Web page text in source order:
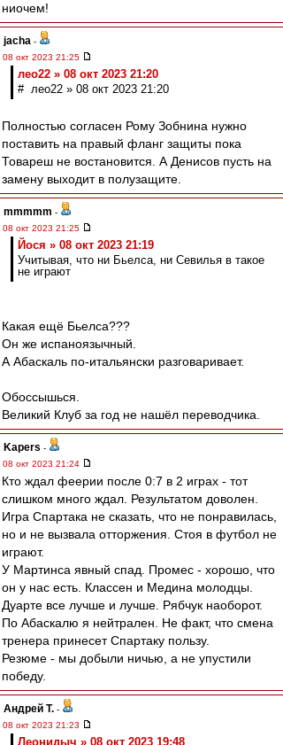
ниочем!
jacha -
08 окт 2023 21:25
лео22 » 08 окт 2023 21:20
# лео22 » 08 окт 2023 21:20
Полностью согласен Рому Зобнина нужно
поставить на правый фланг защиты пока
Товареш не востановится. А Денисов пусть на
замену выходит в полузащите.
mmmmm -
08 окт 2023 21:25
Йося » 08 окт 2023 21:19
Учитывая, что ни Бьелса, ни Севилья в такое
не играют
Какая ещё Бьелса???
Он же испаноязычный.
А Абаскаль по-итальянски разговаривает.
Обоссышься.
Великий Клуб за год не нашёл переводчика.
Kapers -
08 окт 2023 21:24
Кто ждал феерии после 0:7 в 2 играх - тот
слишком много ждал. Результатом доволен.
Игра Спартака не сказать, что не понравилась,
но и не вызвала отторжения. Стоя в футбол не
играют.
У Мартинса явный спад. Промес - хорошо, что
он у нас есть. Классен и Медина молодцы.
Дуарте все лучше и лучше. Рябчук наоборот.
По Абаскалю я нейтрален. Не факт, что смена
тренера принесет Спартаку пользу.
Резюме - мы добыли ничью, а не упустили
победу.
Андрей Т. -
08 окт 2023 21:23
Леонидыч » 08 окт 2023 19:48